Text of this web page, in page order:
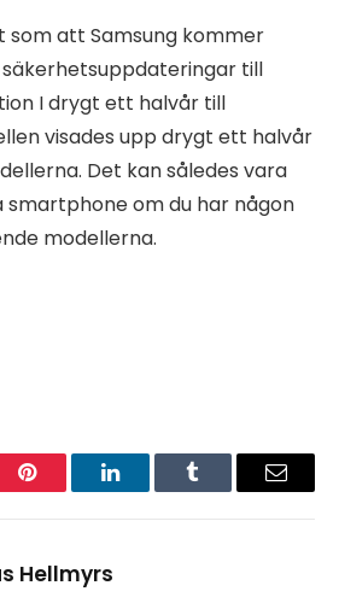
som att Samsung kommer
till
I drygt ett halvår till
visades upp drygt ett halvår
Det kan således vara
om du har någon
modellerna.
Pinterest LinkedInTumblr Email
Hellmyrs